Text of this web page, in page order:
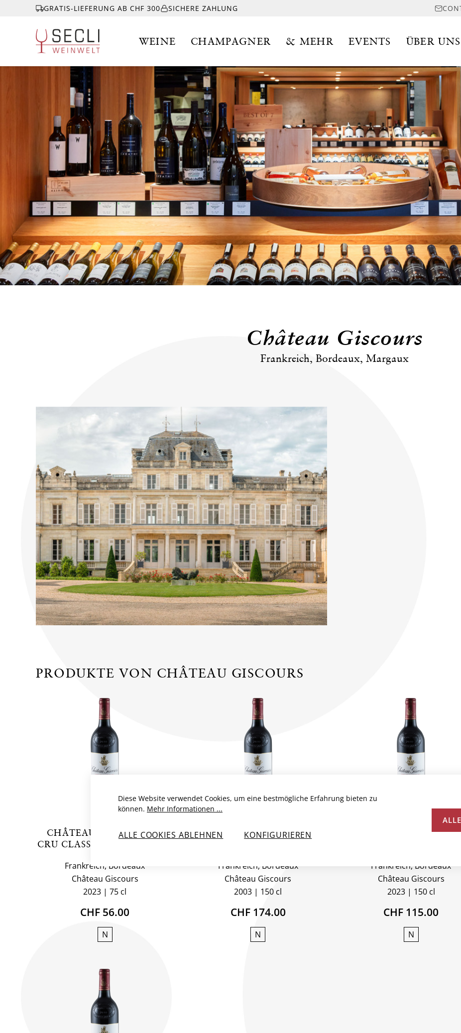
GRATIS-LIEFERUNG AB CHF 300 SICHERE ZAHLUNG
WEINE CHAMPAGNER & MEHR EVENTS ÜBER UNS
Château Giscours
Frankreich, Bordeaux, Margaux
PRODUKTE VON CHÂTEAU GISCOURS
CHÂTEAU GISCOURS 3E
CRU CLASSÉ, AC MARGAUX
Frankreich, Bordeaux
Château Giscours
2023
75 cl
CHF 56.00
N
CHÂTEAU GISCOURS 3E
Frankreich, Bordeaux
Château Giscours
2003
150 cl
CHF 174.00
N
CHÂTEAU GISCOURS
Frankreich, Bordeaux
Château Giscours
2023
150 cl
CHF 115.00
N
CHAMPAGNER
& MEHR
EVENTS
ÜBER UNS
KONTAKT
Diese Website verwendet Cookies, um eine bestmögliche Erfahrung bieten zu
können. Mehr Informationen ...
ALLE COOKIES ABLEHNEN KONFIGURIEREN